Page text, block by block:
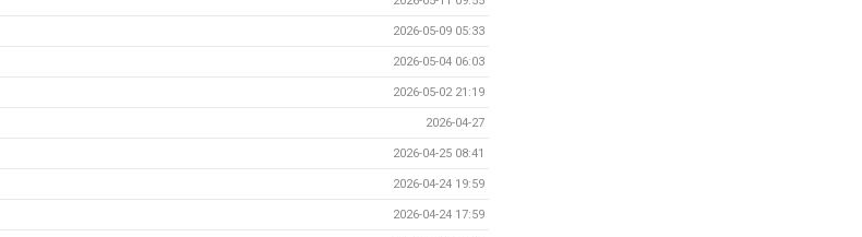
2026-05-09 05:33
2026-05-04 06:03
2026-05-02 21:19
2026-04-27
2026-04-25 08:41
2026-04-24 19:59
2026-04-24 17:59